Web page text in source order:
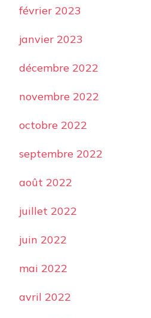
février 2023
janvier 2023
décembre 2022
novembre 2022
octobre 2022
septembre 2022
août 2022
juillet 2022
juin 2022
mai 2022
avril 2022